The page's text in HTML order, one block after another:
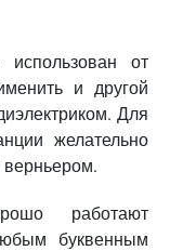
использован от
и другой
Для
желательно
верньером.
работают
буквенным